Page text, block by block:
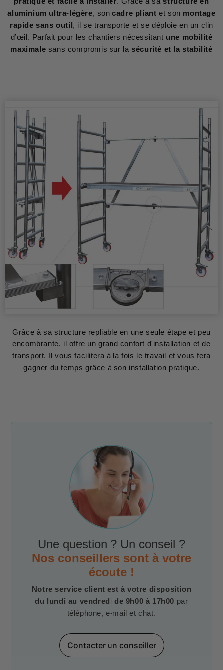
aluminium ultra-légère, soncadre pliant et son montage
rapide sans outil, il se transporte et se déploie en un clin
d’œil. Parfait pour les chantiers nécessitant une mobilité
maximale sans compromis sur la sécurité et la stabilité
Grâce à sa structure repliable en une seule étape et peu
encombrante, il offre un grand confort d'installation et de
transport. Il vous facilitera à la fois le travail et vous fera
gagner du temps grâce à son installation pratique.
Une question ? Un conseil ?
Nos conseillers sont à votre
écoute !
Notre service client est à votre disposition
du lundi au vendredi de 9h00 à 17h00 par
téléphone, e-mail et chat.
Contacter un conseiller